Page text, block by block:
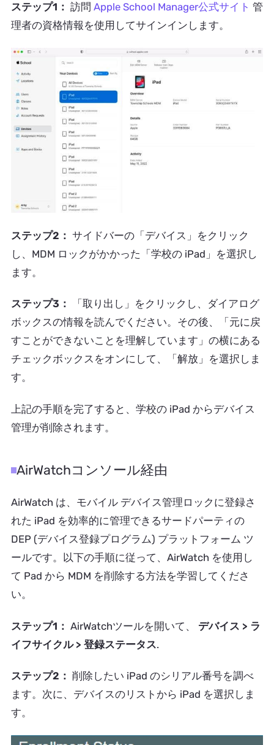
ステップ1： 訪問 Apple School Manager公式サイト 管
理者の資格情報を使用してサインインします。
ステップ2： サイドバーの「デバイス」をクリック
し、MDM ロックがかかった「学校の iPad」を選択し
ます。
ステップ3：
「取り出し」をクリックし、ダイアログ
ボックスの情報を読んでください。その後、「元に戻
すことができないことを理解しています」の横にある
チェックボックスをオンにして、「解放」を選択しま
す。
上記の手順を完了すると、学校の iPad からデバイス
管理が削除されます。
AirWatchコンソール経由
AirWatch は、モバイル デバイス管理ロックに登録さ
れた iPad を効率的に管理できるサードパーティの
DEP (デバイス登録プログラム) プラットフォーム ツ
ールです。以下の手順に従って、AirWatch を使用し
て Pad から MDM を削除する方法を学習してくださ
い。
ステップ1： AirWatchツールを開いて、 デバイス > ラ
イフサイクル > 登録ステータス.
ステップ2： 削除したい iPad のシリアル番号を調べ
ます。次に、デバイスのリストから iPad を選択しま
す。